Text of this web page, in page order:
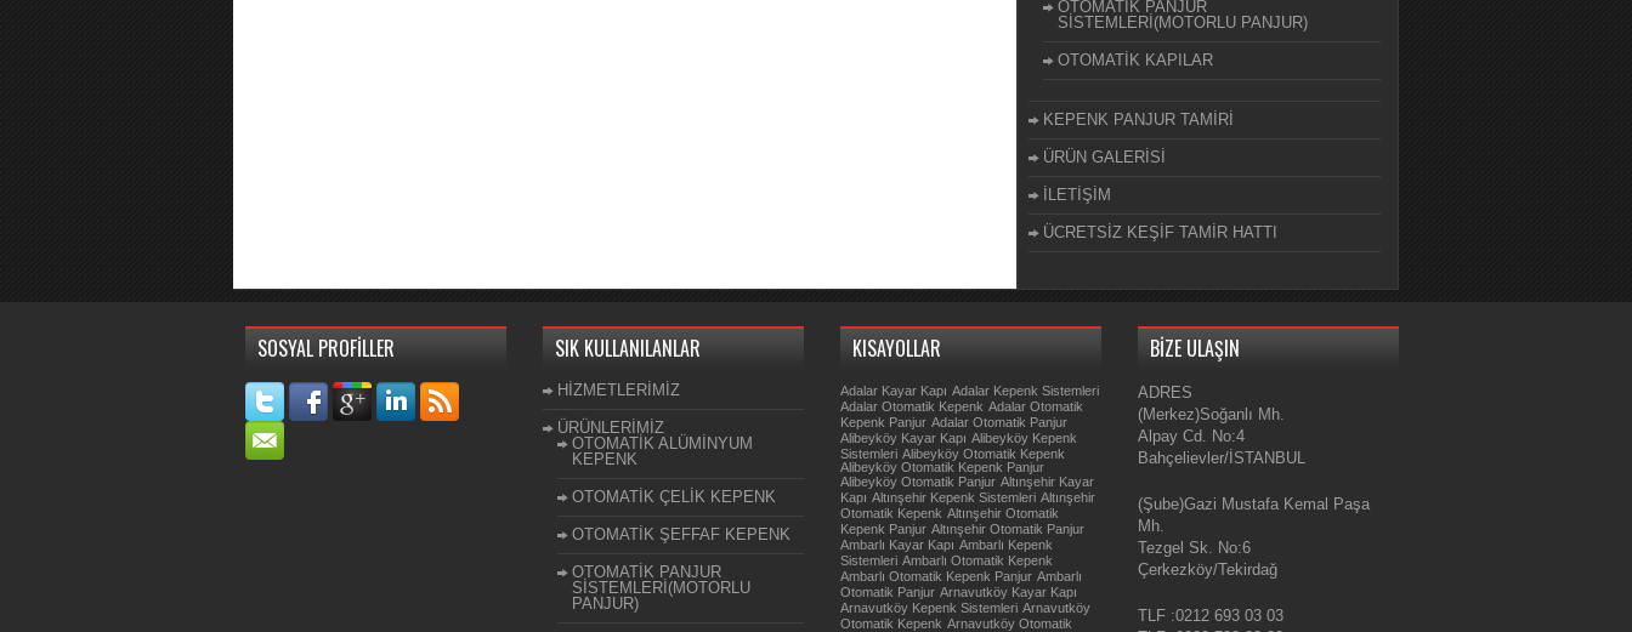
OTOMATİK PANJUR
SİSTEMLERİ(MOTORLU PANJUR)
OTOMATİK KAPILAR
KEPENK PANJUR TAMİRİ
ÜRÜN GALERİSİ
İLETİŞİM
ÜCRETSİZ KEŞİF TAMİR HATTI
SOSYAL PROFİLLER SIK KULLANILANLAR
HİZMETLERİMİZ
ÜRÜNLERİMİZ
OTOMATİK ALÜMİNYUM
KEPENK
OTOMATİK ÇELİK KEPENK
OTOMATİK ŞEFFAF KEPENK
OTOMATİK PANJUR
SİSTEMLERİ(MOTORLU
PANJUR)
KISAYOLLAR
Adalar Kayar Kapı Adalar Kepenk Sistemleri
Adalar Otomatik Kepenk Adalar Otomatik
Kepenk Panjur Adalar Otomatik Panjur
Alibeyköy Kayar Kapı Alibeyköy Kepenk
Sistemleri Alibeyköy Otomatik Kepenk
Alibeyköy Otomatik Kepenk Panjur
Alibeyköy Otomatik Panjur Altınşehir Kayar
Kapı Altınşehir Kepenk Sistemleri Altınşehir
Otomatik Kepenk Altınşehir Otomatik
Kepenk Panjur Altınşehir Otomatik Panjur
Ambarlı Kayar Kapı Ambarlı Kepenk
Sistemleri Ambarlı Otomatik Kepenk
Ambarlı Otomatik Kepenk Panjur Ambarlı
Otomatik Panjur Arnavutköy Kayar Kapı
Arnavutköy Kepenk Sistemleri Arnavutköy
Otomatik Kepenk Arnavutköy Otomatik
BİZE ULAŞIN
ADRES
(Merkez)Soğanlı Mh.
Alpay Cd. No:4
Bahçelievler/İSTANBUL
(Şube)Gazi Mustafa Kemal Paşa
Mh.
Tezgel Sk. No:6
Çerkezköy/Tekirdağ
TLF :0212 693 03 03